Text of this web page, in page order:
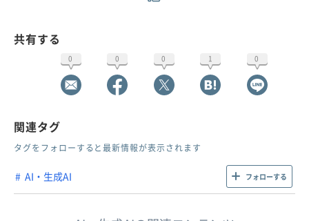
共有する
0 0 0 1 0
関連タグ
タグをフォローすると最新情報が表示されます
AI・生成AI フォローする